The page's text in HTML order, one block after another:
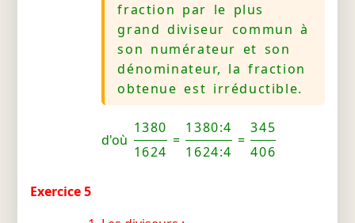
fraction par le plus
grand diviseur commun à
son numérateur et son
dénominateur, la fraction
obtenue est irréductible.
d'où
1380
1624
=
1380:4
1624:4
=
345
406
Exercice 5